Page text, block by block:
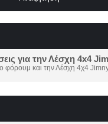
για την Λέσχη 4x4
φόρουμ και την Λέσχη 4χ4